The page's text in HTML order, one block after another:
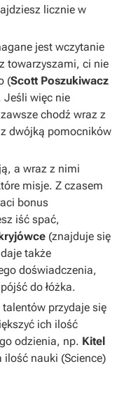
licznie w
jest wczytanie
towarzyszami, ci nie
(Scott Poszukiwacz
Jeśli więc nie
chodź wraz z
dwójką pomocników
a wraz z nimi
misje. Z czasem
bonus
iść spać,
kryjówce (znajduje się
także
doświadczenia,
do łóżka.
przydaje się
ich ilość
odzienia, np. Kitel
ilość nauki (Science)